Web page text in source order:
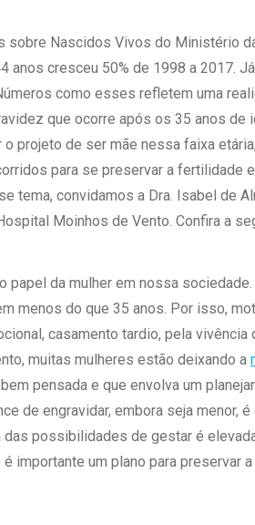
Responsabilidade Ambiental
Responsabilidade Social
Saúde Digital Moinhos
sobre Nascidos Vivos do Ministério
cresceu 50% de 1998 a 2017.
como esses refletem uma
que ocorre após os 35 anos de
projeto de ser mãe nessa faixa
para se preservar a fertilidade
tema, convidamos a Dra. Isabel de
Moinhos de Vento. Confira a
papel da mulher em nossa
menos do que 35 anos. Por isso,
casamento tardio, pela vivência
muitas mulheres estão deixando a
pensada e que envolva um
de engravidar, embora seja menor,
possibilidades de gestar é
importante um plano para preservar